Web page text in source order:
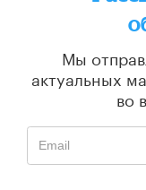
Мы
актуальных
во